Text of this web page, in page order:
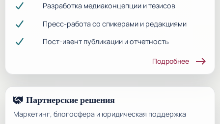
Разработка медиаконцепции и тезисов
Пресс-работа со спикерами и редакциями
Пост-ивент публикации и отчетность
Подробнее east
Партнерские решения
Маркетинг, блогосфера и юридическая поддержка